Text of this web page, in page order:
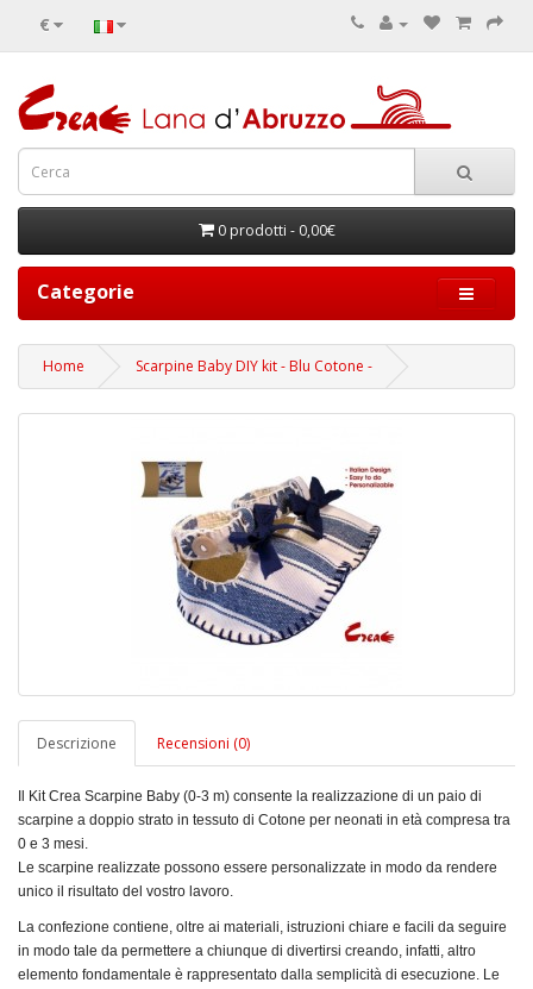
€
0 prodotti - 0,00€
Categorie
Home Scarpine Baby DIY kit - Blu Cotone -
Descrizione Recensioni (0)
Il Kit Crea Scarpine Baby (0-3 m) consente la realizzazione di un paio di
scarpine a doppio strato in tessuto di Cotone per neonati in età compresa tra
0 e 3 mesi.
Le scarpine realizzate possono essere personalizzate in modo da rendere
unico il risultato del vostro lavoro.
La confezione contiene, oltre ai materiali, istruzioni chiare e facili da seguire
in modo tale da permettere a chiunque di divertirsi creando, infatti, altro
elemento fondamentale è rappresentato dalla semplicità di esecuzione. Le